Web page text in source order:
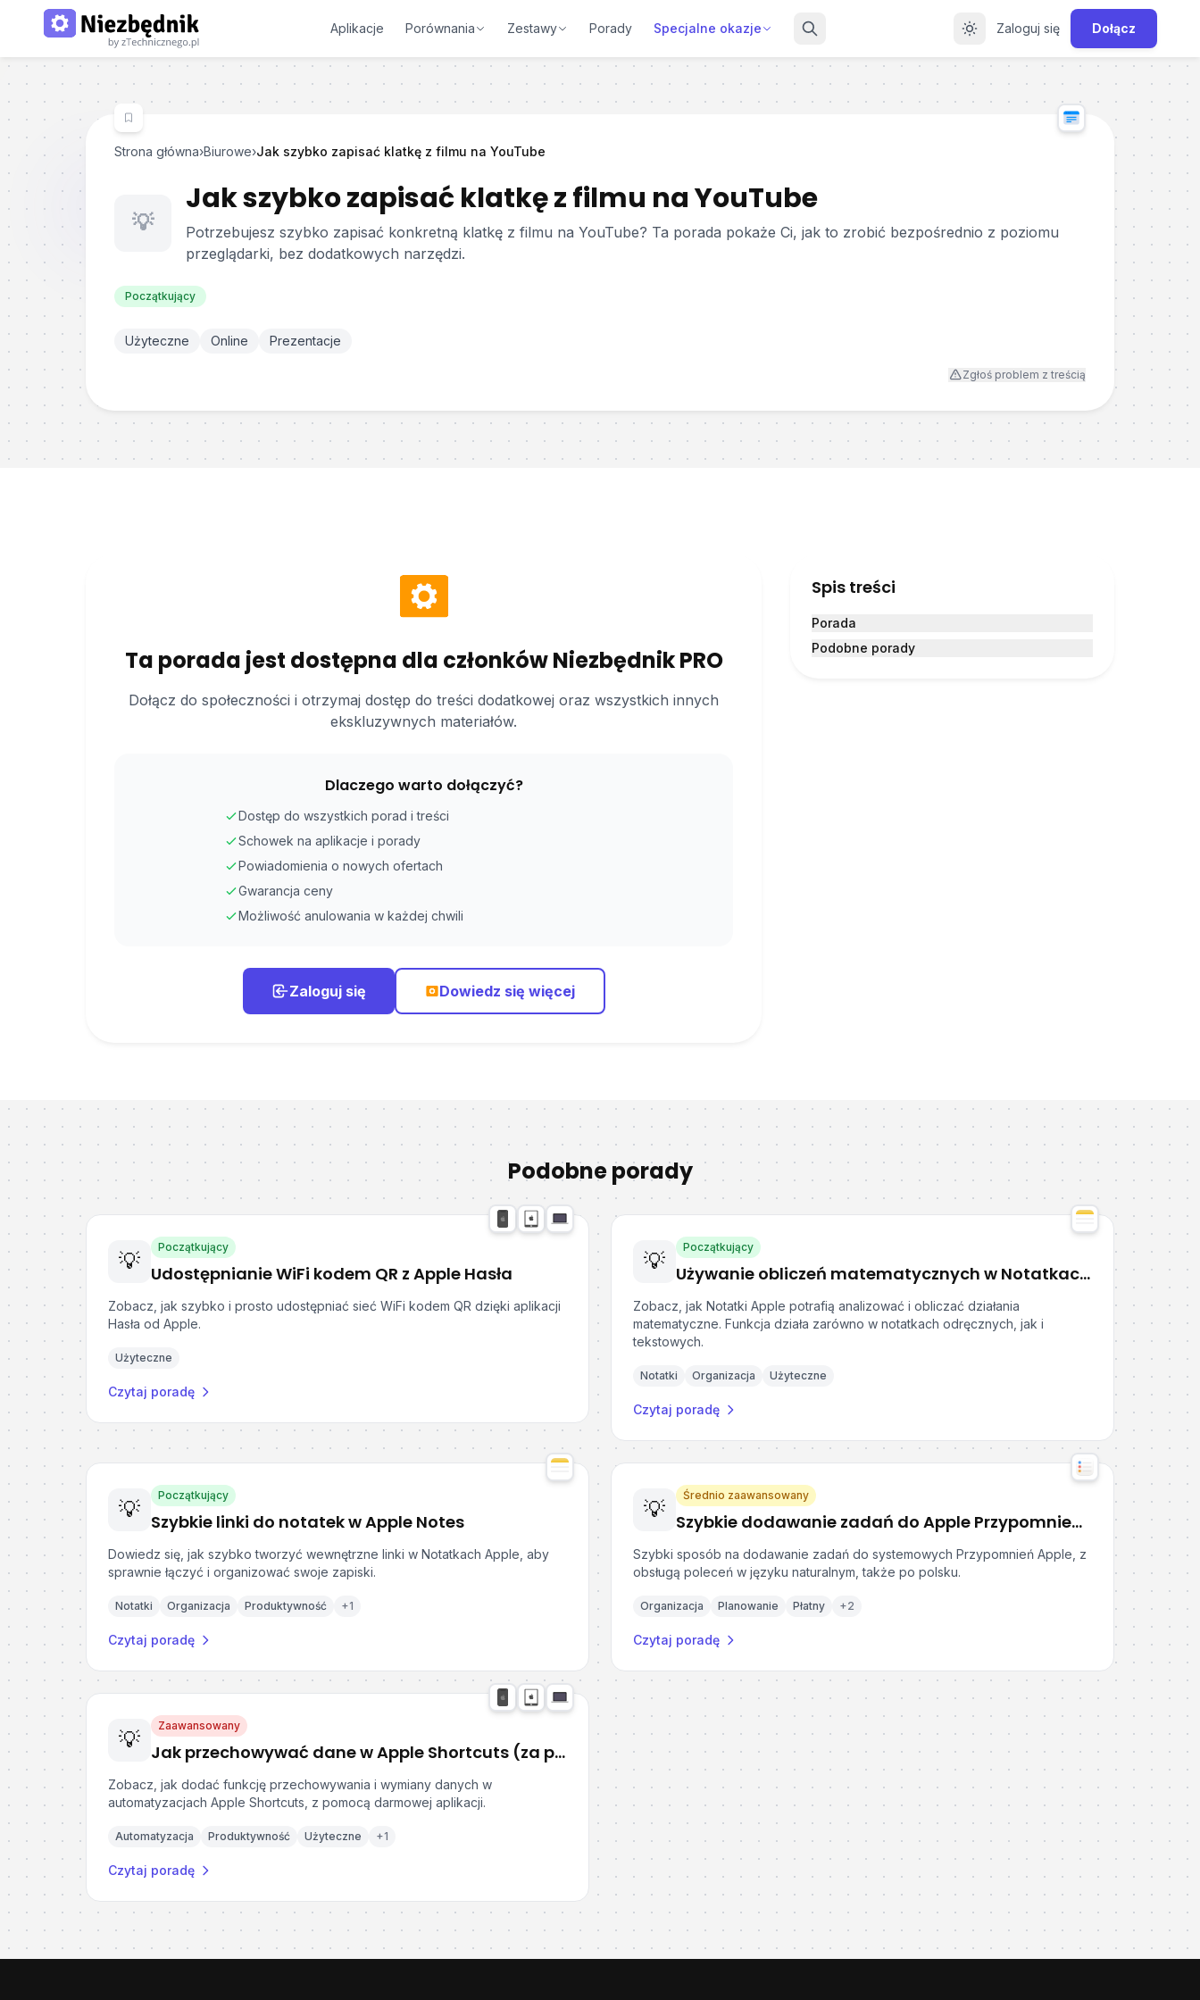
Aplikacje Porównania Zestawy Porady Specjalne okazje Zaloguj się Dołącz
Strona główna›Biurowe›Jak szybko zapisać klatkę z filmu na YouTube
💡
Jak szybko zapisać klatkę z filmu na YouTube
Potrzebujesz szybko zapisać konkretną klatkę z filmu na YouTube? Ta porada pokaże Ci, jak to zrobić bezpośrednio z poziomu
przeglądarki, bez dodatkowych narzędzi.
Początkujący
Użyteczne Online Prezentacje
Zgłoś problem z treścią
Spis treści
Porada
Podobne porady
Ta porada jest dostępna dla członków Niezbędnik PRO
Dołącz do społeczności i otrzymaj dostęp do treści dodatkowej oraz wszystkich innych
ekskluzywnych materiałów.
Dlaczego warto dołączyć?
Dostęp do wszystkich porad i treści
Schowek na aplikacje i porady
Powiadomienia o nowych ofertach
Gwarancja ceny
Możliwość anulowania w każdej chwili
Zaloguj się Dowiedz się więcej
Podobne porady
💡
Początkujący
Udostępnianie WiFi kodem QR z Apple Hasła
Zobacz, jak szybko i prosto udostępniać sieć WiFi kodem QR dzięki aplikacji
Hasła od Apple.
Użyteczne
Czytaj poradę
💡
Początkujący
Używanie obliczeń matematycznych w Notatkach Apple
Zobacz, jak Notatki Apple potrafią analizować i obliczać działania
matematyczne. Funkcja działa zarówno w notatkach odręcznych, jak i
tekstowych.
Notatki Organizacja Użyteczne
Czytaj poradę
💡
Początkujący
Szybkie linki do notatek w Apple Notes
Dowiedz się, jak szybko tworzyć wewnętrzne linki w Notatkach Apple, aby
sprawnie łączyć i organizować swoje zapiski.
Notatki Organizacja Produktywność +1
Czytaj poradę
💡
Średnio zaawansowany
Szybkie dodawanie zadań do Apple Przypomnień z Remind Me Faster
Szybki sposób na dodawanie zadań do systemowych Przypomnień Apple, z
obsługą poleceń w języku naturalnym, także po polsku.
Organizacja Planowanie Płatny +2
Czytaj poradę
💡
Zaawansowany
Jak przechowywać dane w Apple Shortcuts (za pomocą DataJar)
Zobacz, jak dodać funkcję przechowywania i wymiany danych w
automatyzacjach Apple Shortcuts, z pomocą darmowej aplikacji.
Automatyzacja Produktywność Użyteczne +1
Czytaj poradę